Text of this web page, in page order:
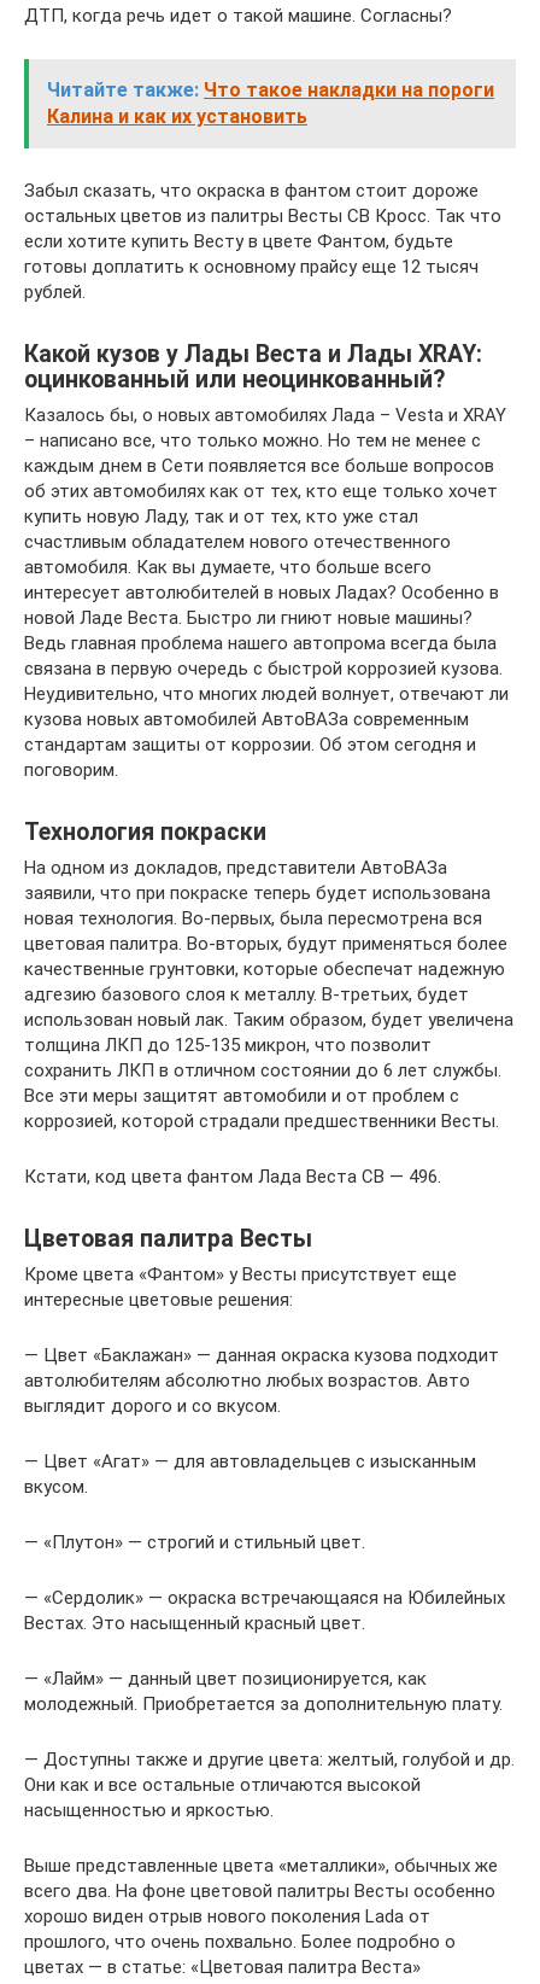
ДТП, когда речь идет о такой машине. Согласны?
Читайте также: Что такое накладки на пороги
Калина и как их установить
Забыл сказать, что окраска в фантом стоит дороже
остальных цветов из палитры Весты СВ Кросс. Так что
если хотите купить Весту в цвете Фантом, будьте
готовы доплатить к основному прайсу еще 12 тысяч
рублей.
Какой кузов у Лады Веста и Лады XRAY:
оцинкованный или неоцинкованный?
Казалось бы, о новых автомобилях Лада – Vesta и XRAY
– написано все, что только можно. Но тем не менее с
каждым днем в Сети появляется все больше вопросов
об этих автомобилях как от тех, кто еще только хочет
купить новую Ладу, так и от тех, кто уже стал
счастливым обладателем нового отечественного
автомобиля. Как вы думаете, что больше всего
интересует автолюбителей в новых Ладах? Особенно в
новой Ладе Веста. Быстро ли гниют новые машины?
Ведь главная проблема нашего автопрома всегда была
связана в первую очередь с быстрой коррозией кузова.
Неудивительно, что многих людей волнует, отвечают ли
кузова новых автомобилей АвтоВАЗа современным
стандартам защиты от коррозии. Об этом сегодня и
поговорим.
Технология покраски
На одном из докладов, представители АвтоВАЗа
заявили, что при покраске теперь будет использована
новая технология. Во-первых, была пересмотрена вся
цветовая палитра. Во-вторых, будут применяться более
качественные грунтовки, которые обеспечат надежную
адгезию базового слоя к металлу. В-третьих, будет
использован новый лак. Таким образом, будет увеличена
толщина ЛКП до 125-135 микрон, что позволит
сохранить ЛКП в отличном состоянии до 6 лет службы.
Все эти меры защитят автомобили и от проблем с
коррозией, которой страдали предшественники Весты.
Кстати, код цвета фантом Лада Веста СВ — 496.
Цветовая палитра Весты
Кроме цвета «Фантом» у Весты присутствует еще
интересные цветовые решения:
— Цвет «Баклажан» — данная окраска кузова подходит
автолюбителям абсолютно любых возрастов. Авто
выглядит дорого и со вкусом.
— Цвет «Агат» — для автовладельцев с изысканным
вкусом.
— «Плутон» — строгий и стильный цвет.
— «Сердолик» — окраска встречающаяся на Юбилейных
Вестах. Это насыщенный красный цвет.
— «Лайм» — данный цвет позиционируется, как
молодежный. Приобретается за дополнительную плату.
— Доступны также и другие цвета: желтый, голубой и др.
Они как и все остальные отличаются высокой
насыщенностью и яркостью.
Выше представленные цвета «металлики», обычных же
всего два. На фоне цветовой палитры Весты особенно
хорошо виден отрыв нового поколения Lada от
прошлого, что очень похвально. Более подробно о
цветах — в статье: «Цветовая палитра Веста»